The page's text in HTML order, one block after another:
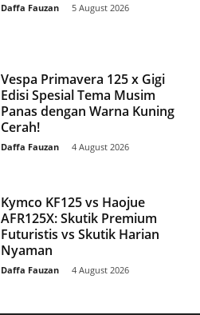
Daffa Fauzan 5 August 2026
Vespa Primavera 125 x Gigi
Edisi Spesial Tema Musim
Panas dengan Warna Kuning
Cerah!
Daffa Fauzan 4 August 2026
Kymco KF125 vs Haojue
AFR125X: Skutik Premium
Futuristis vs Skutik Harian
Nyaman
Daffa Fauzan 4 August 2026